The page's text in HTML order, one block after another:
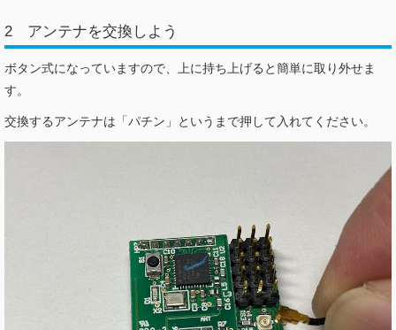
2 アンテナを交換しよう
ボタン式になっていますので、上に持ち上げると簡単に取り外せま
す。
交換するアンテナは「パチン」というまで押して入れてください。